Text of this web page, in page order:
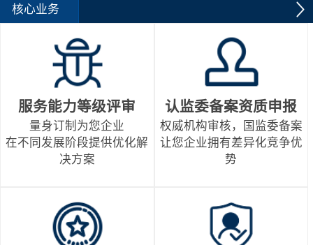
核心业务
服务能力等级评审
量身订制为您企业
在不同发展阶段提供优化解
决方案
认监委备案资质申报
权威机构审核，国监委备案
让您企业拥有差异化竞争优
势